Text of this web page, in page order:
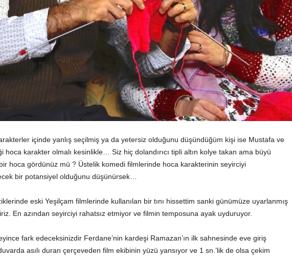
içinde yanlış seçilmiş ya da yetersiz olduğunu düşündüğüm kişi ise Mustafa ve
hoca karakter olmalı kesinlikle… Siz hiç dolandırıcı tipli altın kolye takan ama büyü
hoca gördünüz mü ? Üstelik komedi filmlerinde hoca karakterinin seyirciyi
bir potansiyel olduğunu düşünürsek…
eski Yeşilçam filmlerinde kullanılan bir tını hissettim sanki günümüze uyarlanmış
En azından seyirciyi rahatsız etmiyor ve filmin temposuna ayak uyduruyor.
fark edeceksinizdir Ferdane’nin kardeşi Ramazan’ın ilk sahnesinde eve giriş
asılı duran çerçeveden film ekibinin yüzü yansıyor ve 1 sn.’lik de olsa çekim